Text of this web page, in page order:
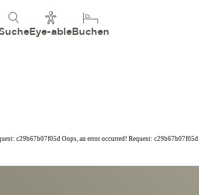
Suche Eye-able Buchen
c29b67b07f05d Oops, an error occurred! Request: c29b67b07f05d